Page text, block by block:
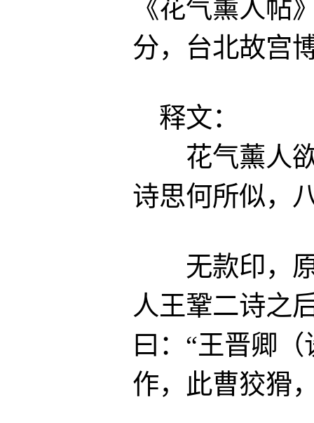
《花气薰人帖
分，台北故宫
释文：
花气薰人欲
诗思何所似，
无款印，原
人王鞏二诗之
曰：“王晋卿
作，此曹狡猾